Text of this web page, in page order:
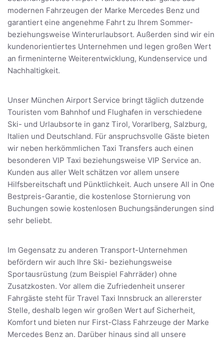
modernen Fahrzeugen der Marke Mercedes Benz und
garantiert eine angenehme Fahrt zu Ihrem Sommer-
beziehungsweise Winterurlaubsort. Außerden sind wir ein
kundenorientiertes Unternehmen und legen großen Wert
an firmeninterne Weiterentwicklung, Kundenservice und
Nachhaltigkeit.
Unser München Airport Service bringt täglich dutzende
Touristen vom Bahnhof und Flughafen in verschiedene
Ski- und Urlaubsorte in ganz Tirol, Vorarlberg, Salzburg,
Italien und Deutschland. Für anspruchsvolle Gäste bieten
wir neben herkömmlichen Taxi Transfers auch einen
besonderen VIP Taxi beziehungsweise VIP Service an.
Kunden aus aller Welt schätzen vor allem unsere
Hilfsbereitschaft und Pünktlichkeit. Auch unsere All in One
Bestpreis-Garantie, die kostenlose Stornierung von
Buchungen sowie kostenlosen Buchungsänderungen sind
sehr beliebt.
Im Gegensatz zu anderen Transport-Unternehmen
befördern wir auch Ihre Ski- beziehungsweise
Sportausrüstung (zum Beispiel Fahrräder) ohne
Zusatzkosten. Vor allem die Zufriedenheit unserer
Fahrgäste steht für Travel Taxi Innsbruck an allererster
Stelle, deshalb legen wir großen Wert auf Sicherheit,
Komfort und bieten nur First-Class Fahrzeuge der Marke
Mercedes Benz an. Darüber hinaus sind all unsere